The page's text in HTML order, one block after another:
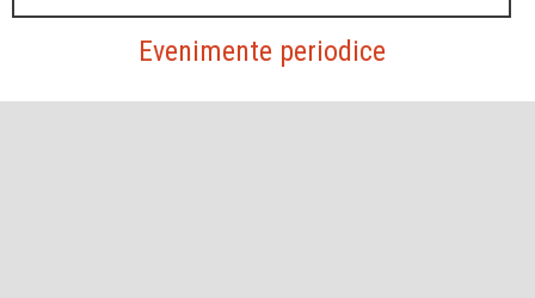
Evenimente periodice